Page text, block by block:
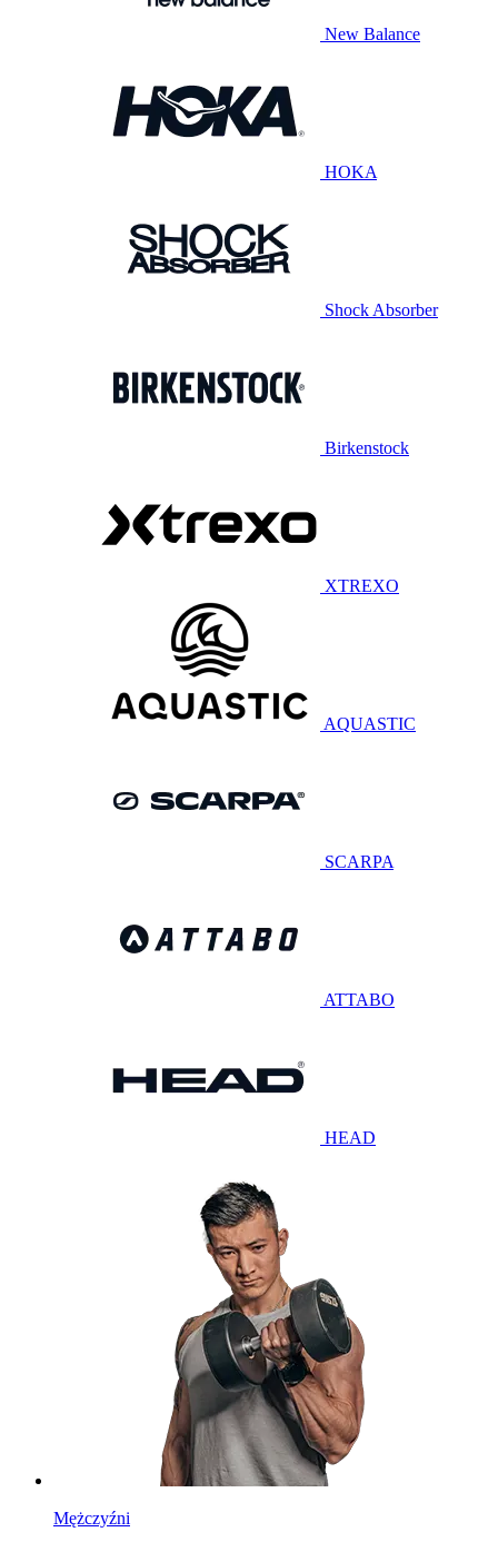
New Balance
HOKA
Shock Absorber
Birkenstock
XTREXO
AQUASTIC
SCARPA
ATTABO
HEAD
Mężczyźni